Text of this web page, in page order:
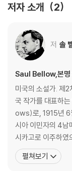
저자 소개 2
저 솔
Saul Bellow,본
미국의 소설가. 제2
국 작가를 대표하
ows)로, 1915년 6
시아 이민자의 4남
시카고로 이주하였
교를 다녔고, 1937
30년간 시카고대학
펼쳐보기